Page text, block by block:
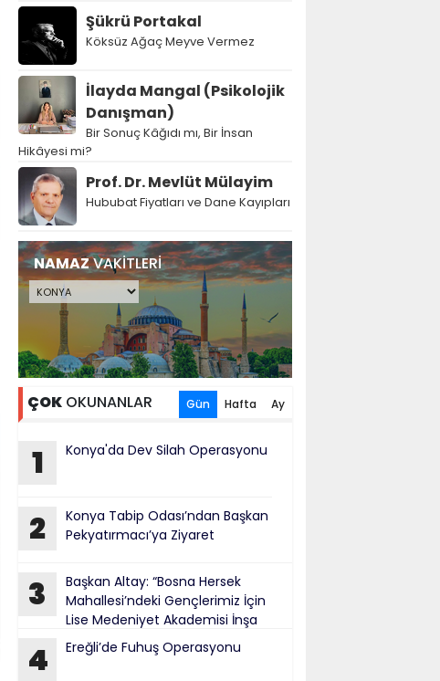
Şükrü Portakal
Köksüz Ağaç Meyve Vermez
İlayda Mangal (Psikolojik
Danışman)
Bir Sonuç Kâğıdı mı, Bir İnsan
Hikâyesi mi?
Prof. Dr. Mevlüt Mülayim
Hububat Fiyatları ve Dane Kayıpları
NAMAZVAKİTLERİ
ÇOK OKUNANLAR Gün Hafta Ay
1 Konya'da Dev Silah Operasyonu
2
Konya Tabip Odası’ndan Başkan
Pekyatırmacı’ya Ziyaret
3
Başkan Altay: “Bosna Hersek
Mahallesi’ndeki Gençlerimiz İçin
Lise Medeniyet Akademisi İnşa
Ediyoruz”
4 Ereğli’de Fuhuş Operasyonu